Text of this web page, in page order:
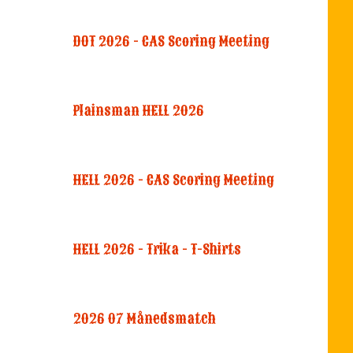
DOT 2026 - CAS Scoring Meeting
Plainsman HELL 2026
HELL 2026 - CAS Scoring Meeting
HELL 2026 - Trika - T-Shirts
2026 07 Månedsmatch